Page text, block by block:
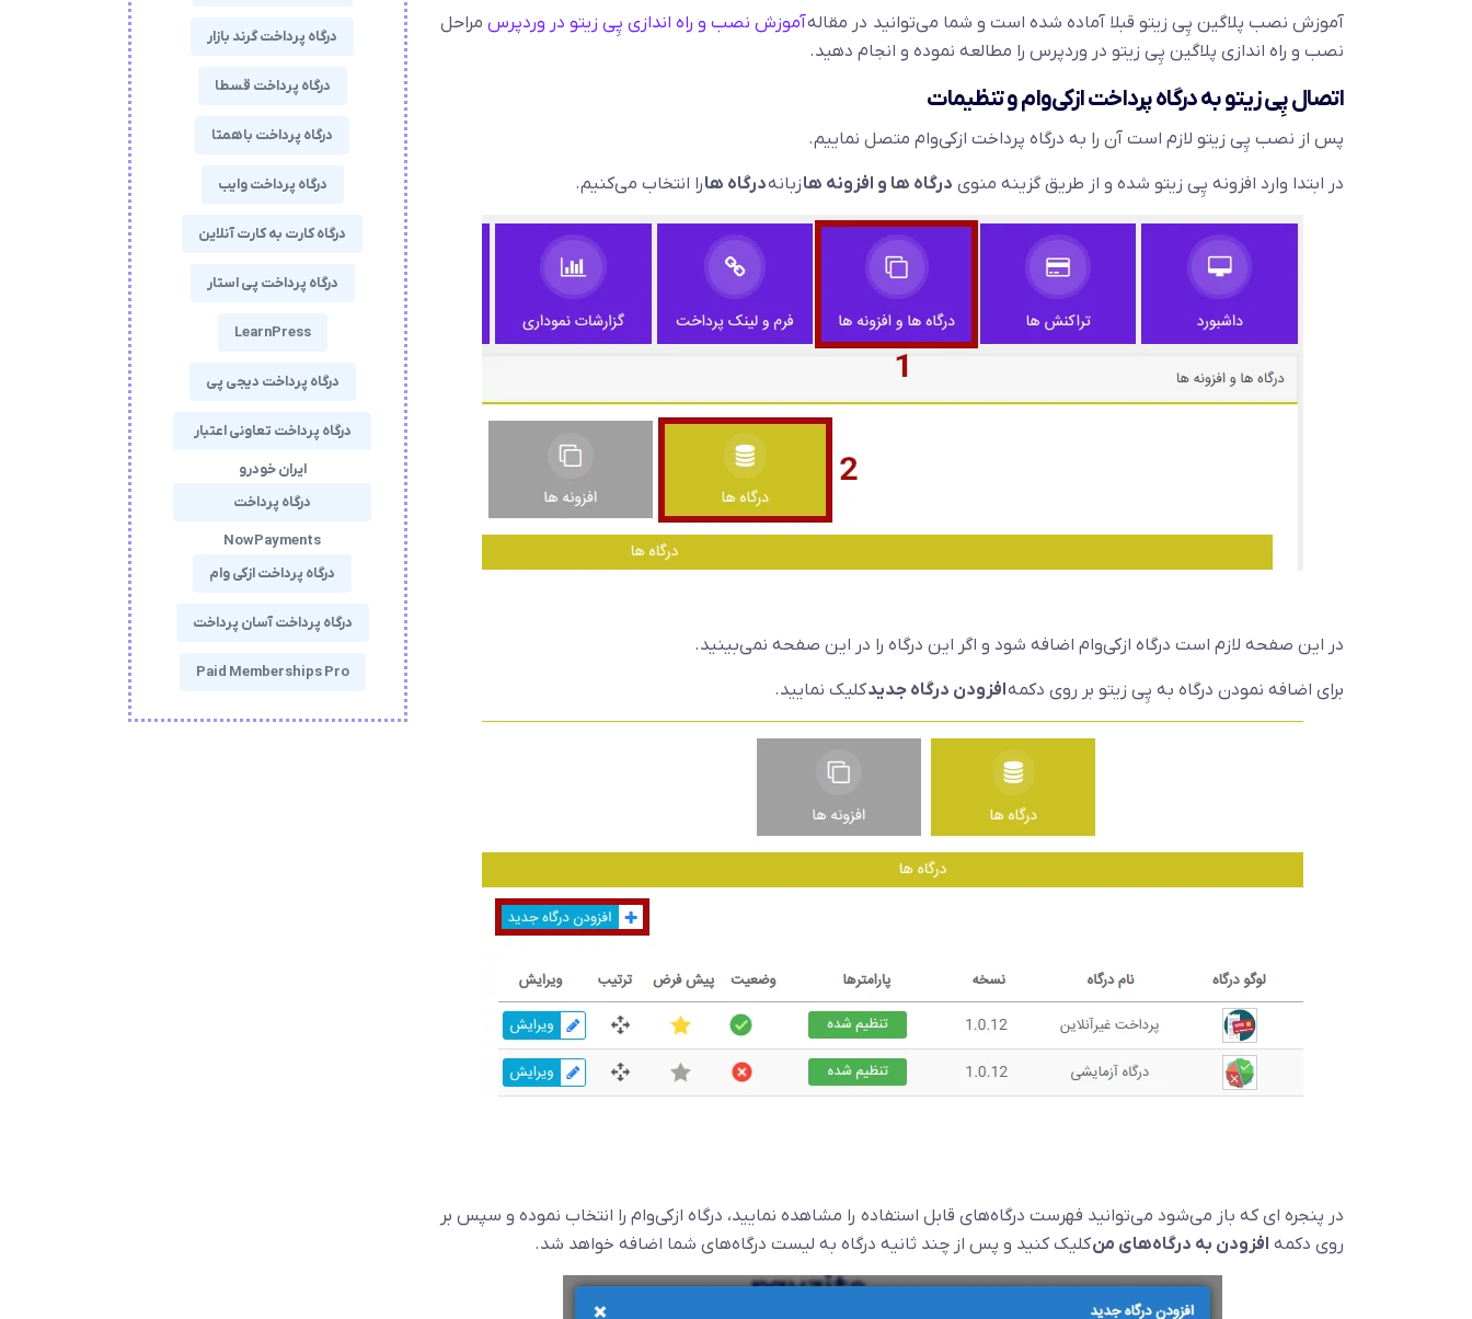
آموزش نصب پلاگین پِی زیتو قبلا آماده شده است و شما می‌توانید در مقالهآموزش نصب و راه اندازی پِی زیتو در وردپرسمراحل
نصب و راه اندازی پلاگین پِی زیتو در وردپرس را مطالعه نموده و انجام دهید.
اتصال پِی زیتو به درگاه پرداخت ازکی‌وام و تنظیمات
پس از نصب پِی زیتو لازم است آن را به درگاه پرداخت ازکی‌وام متصل نماییم.
در ابتدا وارد افزونه پِی زیتو شده و از طریق گزینه منوی درگاه ها و افزونه هازبانهدرگاه هارا انتخاب می‌کنیم.
در این صفحه لازم است درگاه ازکی‌وام اضافه شود و اگر این درگاه را در این صفحه نمی‌بینید.
برای اضافه نمودن درگاه به پِی زیتو بر روی دکمهافزودن درگاه جدیدکلیک نمایید.
در پنجره ای که باز می‌شود می‌توانید فهرست درگاه‌های قابل استفاده را مشاهده نمایید، درگاه ازکی‌وام را انتخاب نموده و سپس بر
روی دکمه افزودن به درگاه‌های منکلیک کنید و پس از چند ثانیه درگاه به لیست درگاه‌های شما اضافه خواهد شد.
درگاه پرداخت گرند بازار
درگاه پرداخت قسطا
درگاه پرداخت باهمتا
درگاه پرداخت وایب
درگاه کارت به کارت آنلاین
درگاه پرداخت پی استار
LearnPress
درگاه پرداخت دیجی پی
درگاه پرداخت تعاونی اعتبار
ایران خودرو
درگاه پرداخت
NowPayments
درگاه پرداخت ازکی وام
درگاه پرداخت آسان پرداخت
Paid Memberships Pro